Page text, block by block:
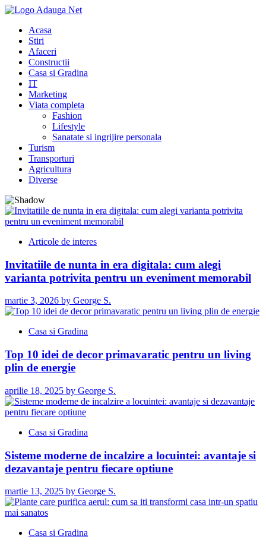
Skip
contentAcasa
Stiri
Afaceri
Constructii
Casa si Gradina
IT
Marketing
Viata completa
Fashion
Lifestyle
Sanatate si ingrijire personala
Turism
Transporturi
Agricultura
Diverse
Articole de interes
Invitatiile de nunta in era digitala: cum alegi
varianta potrivita pentru un eveniment memorabil
martie 3, 2026 by George S.
Casa si Gradina
Top 10 idei de decor primavaratic pentru un living
plin de energie
aprilie 18, 2025 by George S.
Casa si Gradina
Sisteme moderne de incalzire a locuintei: avantaje si
dezavantaje pentru fiecare optiune
martie 13, 2025 by George S.
Casa si Gradina